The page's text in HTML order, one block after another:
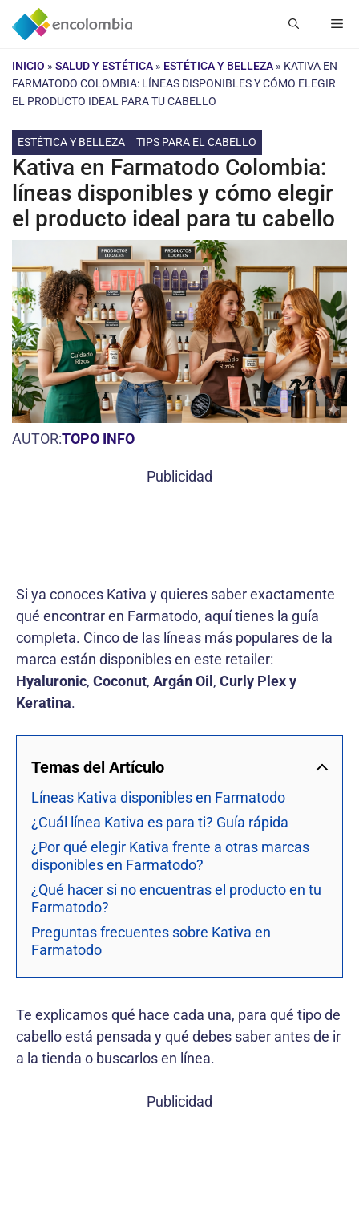
Saltar
INICIO » SALUD Y ESTÉTICA » ESTÉTICA Y BELLEZA » KATIVA EN
FARMATODO COLOMBIA: LÍNEAS DISPONIBLES Y CÓMO ELEGIR
EL PRODUCTO IDEAL PARA TU CABELLO
ESTÉTICA Y BELLEZA TIPS PARA EL CABELLO
Kativa en Farmatodo Colombia:
líneas disponibles y cómo elegir
el producto ideal para tu cabello
AUTOR:TOPO INFO
Publicidad
Si ya conoces Kativa y quieres saber exactamente
qué encontrar en Farmatodo, aquí tienes la guía
completa. Cinco de las líneas más populares de la
marca están disponibles en este retailer:
Hyaluronic, Coconut, Argán Oil , Curly Plex y
Keratina.
Temas del Artículo
Líneas Kativa disponibles en Farmatodo
¿Cuál línea Kativa es para ti? Guía rápida
¿Por qué elegir Kativa frente a otras marcas
disponibles en Farmatodo?
¿Qué hacer si no encuentras el producto en tu
Farmatodo?
Preguntas frecuentes sobre Kativa en
Farmatodo
Te explicamos qué hace cada una, para qué tipo de
cabello está pensada y qué debes saber antes de ir
a la tienda o buscarlos en línea.
Publicidad